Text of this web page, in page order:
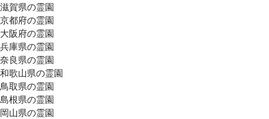
滋賀県の霊園
京都府の霊園
大阪府の霊園
兵庫県の霊園
奈良県の霊園
和歌山県の霊園
鳥取県の霊園
島根県の霊園
岡山県の霊園